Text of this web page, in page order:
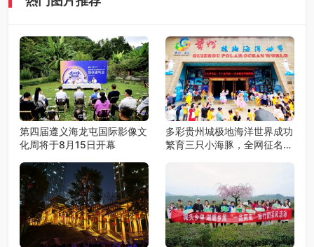
第四届遵义海龙屯国际影像文
化周将于8月15日开幕
多彩贵州城极地海洋世界成功
繁育三只小海豚，全网征名正